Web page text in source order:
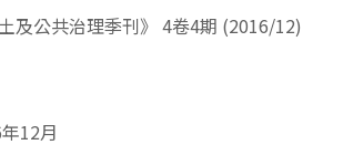
及公共治理季刊》 4卷4期 (2016/12)
12月